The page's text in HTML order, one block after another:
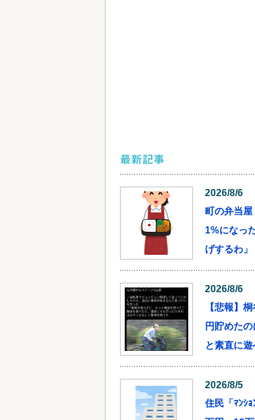
最新記事
2026/8/6
町の弁当
1%になっ
げするわ」
2026/8/6
【悲報】
円貯めた
と素直に遊
2026/8/5
住民「ﾏﾝｼ